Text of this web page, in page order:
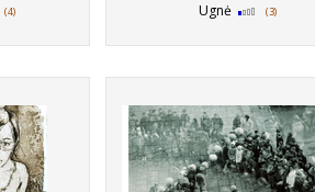
(4) Ugnė (3)